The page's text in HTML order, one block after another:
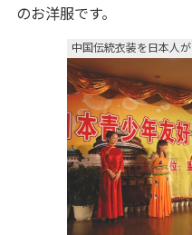
のお洋服です。
中国伝統衣装を日本人が